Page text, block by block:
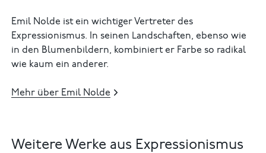
Emil Nolde ist ein wichtiger Vertreter des
Expressionismus. In seinen Landschaften, ebenso wie
in den Blumenbildern, kombiniert er Farbe so radikal
wie kaum ein anderer.
Mehr über Emil Nolde
Weitere Werke aus Expressionismus